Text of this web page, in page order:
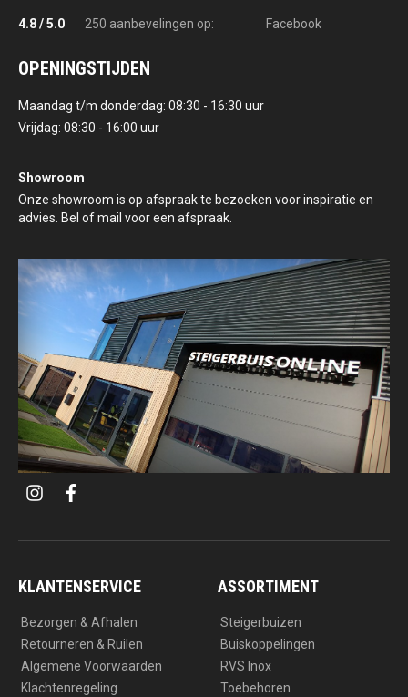
4.8 / 5.0 250 aanbevelingen op: Facebook
OPENINGSTIJDEN
Maandag t/m donderdag: 08:30 - 16:30 uur
Vrijdag: 08:30 - 16:00 uur
Showroom
Onze showroom is op afspraak te bezoeken voor inspiratie en
advies. Bel of mail voor een afspraak.
i
t
a
f
e
k
KLANTENSERVICE
Bezorgen & Afhalen
Retourneren & Ruilen
Algemene Voorwaarden
Klachtenregeling
ASSORTIMENT
Steigerbuizen
Buiskoppelingen
RVS Inox
Toebehoren